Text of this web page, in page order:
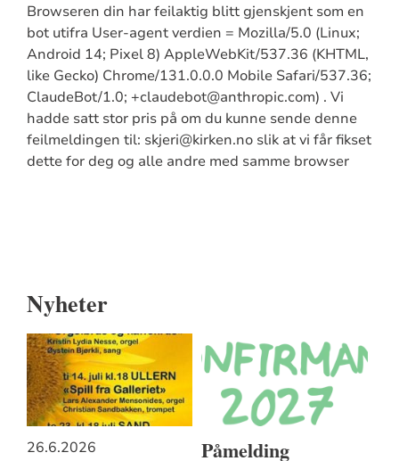
Browseren din har feilaktig blitt gjenskjent som en
bot utifra User-agent verdien = Mozilla/5.0 (Linux;
Android 14; Pixel 8) AppleWebKit/537.36 (KHTML,
like Gecko) Chrome/131.0.0.0 Mobile Safari/537.36;
ClaudeBot/1.0; +claudebot@anthropic.com) . Vi
hadde satt stor pris på om du kunne sende denne
feilmeldingen til: skjeri@kirken.no slik at vi får fikset
dette for deg og alle andre med samme browser
Nyheter
26.6.2026 Påmelding